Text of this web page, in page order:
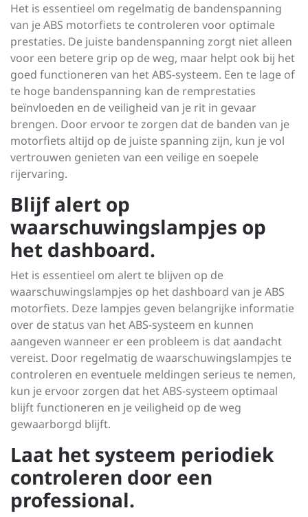
Het is essentieel om regelmatig de bandenspanning
van je ABS motorfiets te controleren voor optimale
prestaties. De juiste bandenspanning zorgt niet alleen
voor een betere grip op de weg, maar helpt ook bij het
goed functioneren van het ABS-systeem. Een te lage of
te hoge bandenspanning kan de remprestaties
beïnvloeden en de veiligheid van je rit in gevaar
brengen. Door ervoor te zorgen dat de banden van je
motorfiets altijd op de juiste spanning zijn, kun je vol
vertrouwen genieten van een veilige en soepele
rijervaring.
Blijf alert op
waarschuwingslampjes op
het dashboard.
Het is essentieel om alert te blijven op de
waarschuwingslampjes op het dashboard van je ABS
motorfiets. Deze lampjes geven belangrijke informatie
over de status van het ABS-systeem en kunnen
aangeven wanneer er een probleem is dat aandacht
vereist. Door regelmatig de waarschuwingslampjes te
controleren en eventuele meldingen serieus te nemen,
kun je ervoor zorgen dat het ABS-systeem optimaal
blijft functioneren en je veiligheid op de weg
gewaarborgd blijft.
Laat het systeem periodiek
controleren door een
professional.